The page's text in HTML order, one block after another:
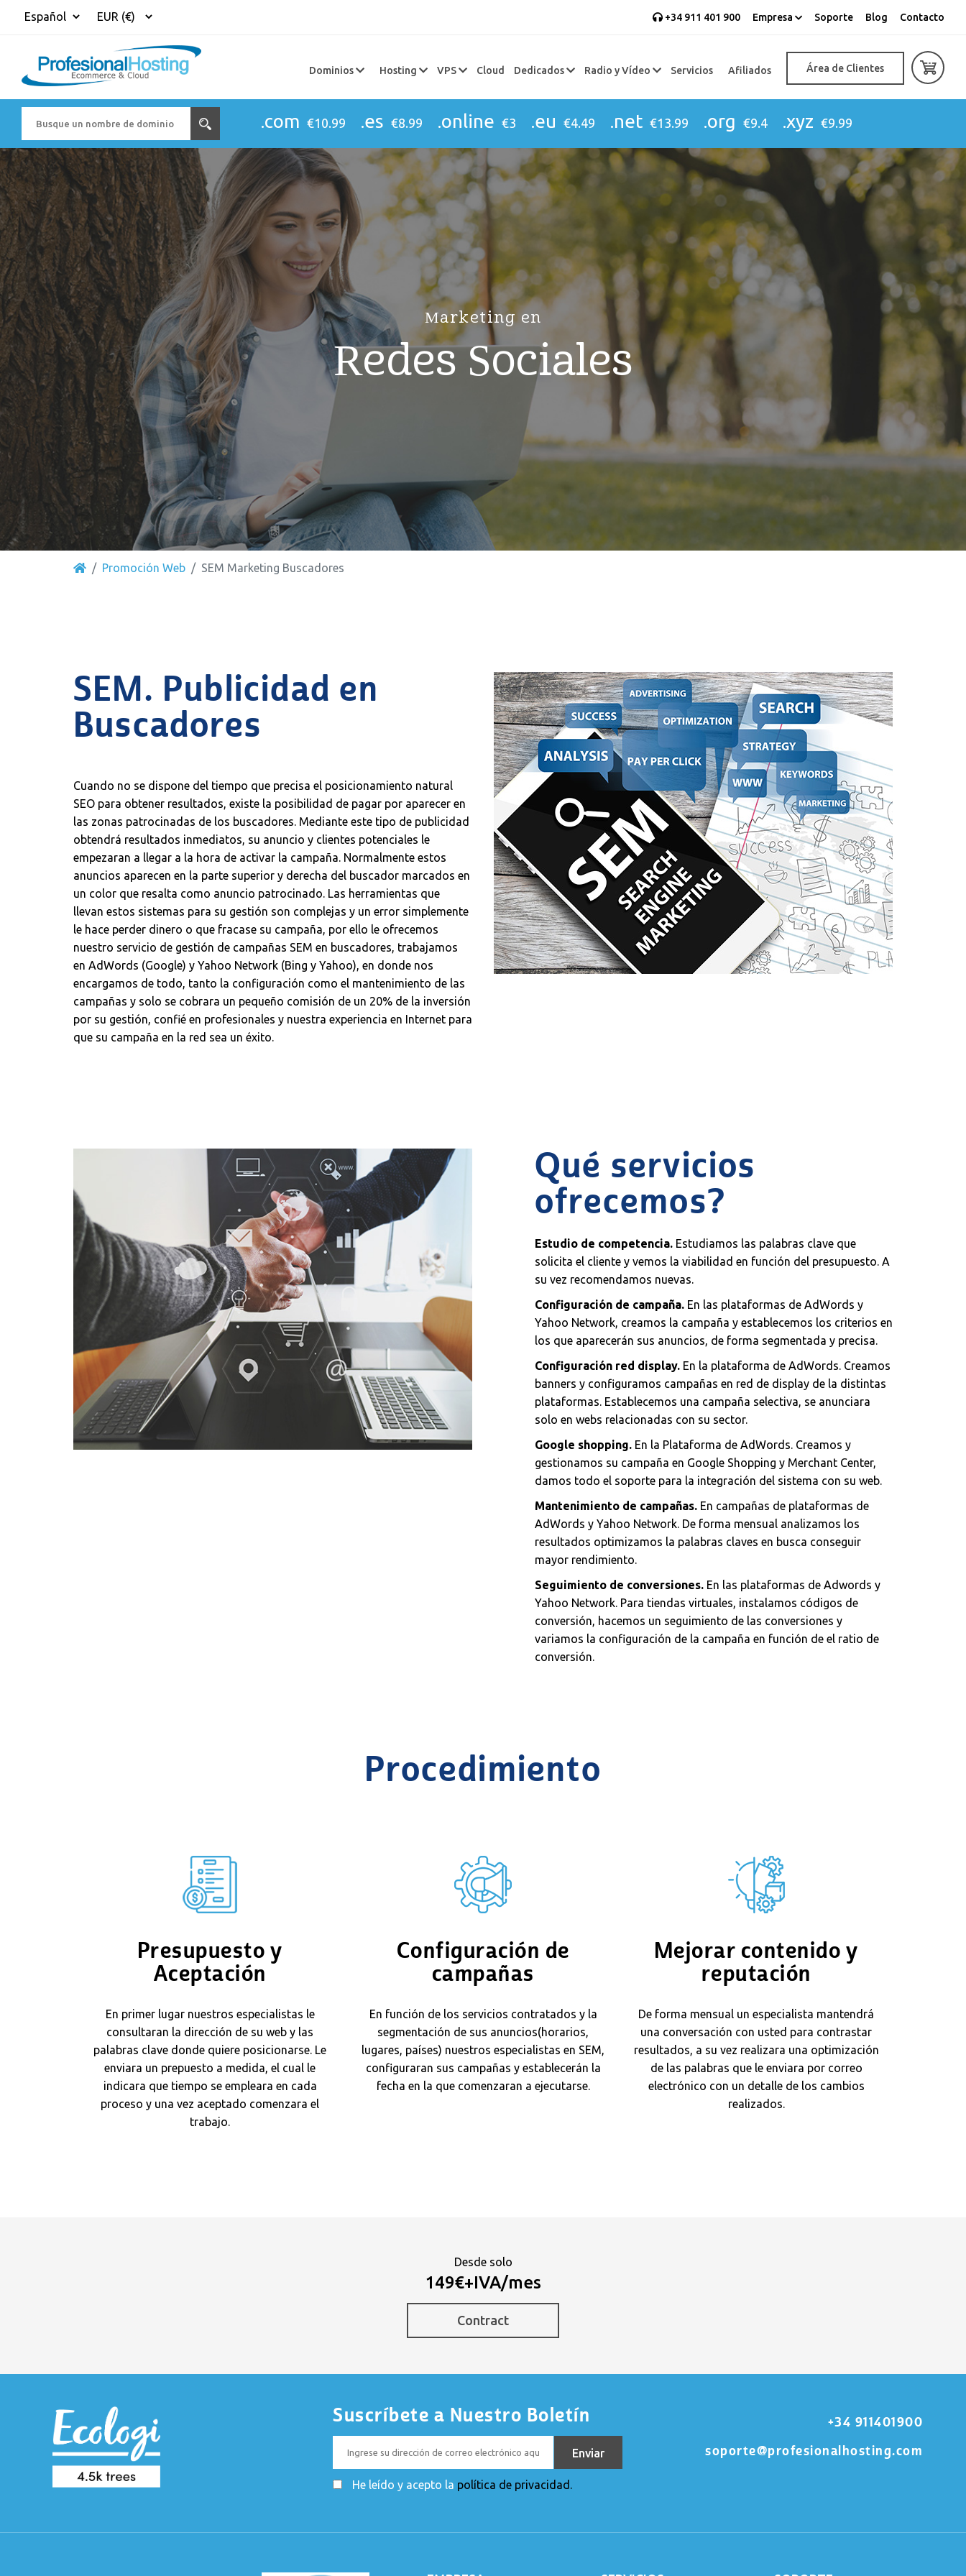
+34 911 401 900 Empresa Soporte Blog Contacto
Dominios Hosting VPS Cloud Dedicados Radio y Vídeo Servicios Afiliados Área de Clientes
.com €10.99 .es €8.99 .online €3 .eu €4.49 .net €13.99 .org €9.4 .xyz €9.99
Marketing en
Redes Sociales
Promoción Web SEM Marketing Buscadores
SEM. Publicidad en
Buscadores
Cuando no se dispone del tiempo que precisa el posicionamiento natural
SEO para obtener resultados, existe la posibilidad de pagar por aparecer en
las zonas patrocinadas de los buscadores. Mediante este tipo de publicidad
obtendrá resultados inmediatos, su anuncio y clientes potenciales le
empezaran a llegar a la hora de activar la campaña. Normalmente estos
anuncios aparecen en la parte superior y derecha del buscador marcados en
un color que resalta como anuncio patrocinado. Las herramientas que
llevan estos sistemas para su gestión son complejas y un error simplemente
le hace perder dinero o que fracase su campaña, por ello le ofrecemos
nuestro servicio de gestión de campañas SEM en buscadores, trabajamos
en AdWords (Google) y Yahoo Network (Bing y Yahoo), en donde nos
encargamos de todo, tanto la configuración como el mantenimiento de las
campañas y solo se cobrara un pequeño comisión de un 20% de la inversión
por su gestión, confié en profesionales y nuestra experiencia en Internet para
que su campaña en la red sea un éxito.
Qué servicios
ofrecemos?
Estudio de competencia. Estudiamos las palabras clave que
solicita el cliente y vemos la viabilidad en función del presupuesto. A
su vez recomendamos nuevas.
Configuración de campaña. En las plataformas de AdWords y
Yahoo Network, creamos la campaña y establecemos los criterios en
los que aparecerán sus anuncios, de forma segmentada y precisa.
Configuración red display. En la plataforma de AdWords. Creamos
banners y configuramos campañas en red de display de la distintas
plataformas. Establecemos una campaña selectiva, se anunciara
solo en webs relacionadas con su sector.
Google shopping. En la Plataforma de AdWords. Creamos y
gestionamos su campaña en Google Shopping y Merchant Center,
damos todo el soporte para la integración del sistema con su web.
Mantenimiento de campañas. En campañas de plataformas de
AdWords y Yahoo Network. De forma mensual analizamos los
resultados optimizamos la palabras claves en busca conseguir
mayor rendimiento.
Seguimiento de conversiones. En las plataformas de Adwords y
Yahoo Network. Para tiendas virtuales, instalamos códigos de
conversión, hacemos un seguimiento de las conversiones y
variamos la configuración de la campaña en función de el ratio de
conversión.
Procedimiento
Presupuesto y
Aceptación
En primer lugar nuestros especialistas le
consultaran la dirección de su web y las
palabras clave donde quiere posicionarse. Le
enviara un prepuesto a medida, el cual le
indicara que tiempo se empleara en cada
proceso y una vez aceptado comenzara el
trabajo.
Configuración de
campañas
En función de los servicios contratados y la
segmentación de sus anuncios(horarios,
lugares, países) nuestros especialistas en SEM,
configuraran sus campañas y establecerán la
fecha en la que comenzaran a ejecutarse.
Mejorar contenido y
reputación
De forma mensual un especialista mantendrá
una conversación con usted para contrastar
resultados, a su vez realizara una optimización
de las palabras que le enviara por correo
electrónico con un detalle de los cambios
realizados.
Desde solo
149€+IVA/mes
Contract
Suscríbete a Nuestro Boletín
He leído y acepto la política de privacidad.
+34 911401900
soporte@profesionalhosting.com